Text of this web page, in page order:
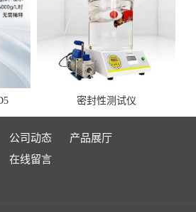
密封性测试仪
公司动态
产品展厅
在线留言